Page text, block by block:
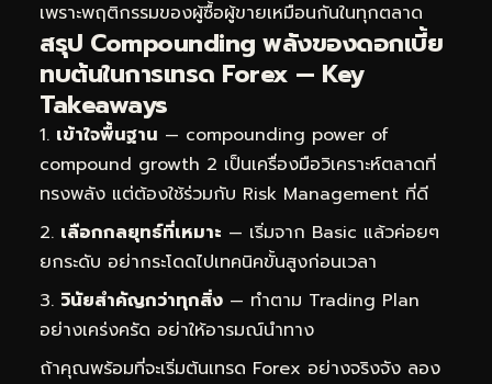
เพราะพฤติกรรมของผู้ซื้อผู้ขายเหมือนกันในทุกตลาด
สรุป Compounding พลังของดอกเบี้ย
ทบต้นในการเทรด Forex — Key
Takeaways
เข้าใจพื้นฐาน — compounding power of
compound growth 2 เป็นเครื่องมือวิเคราะห์ตลาดที่
ทรงพลัง แต่ต้องใช้ร่วมกับ Risk Management ที่ดี
เลือกกลยุทธ์ที่เหมาะ — เริ่มจาก Basic แล้วค่อยๆ
ยกระดับ อย่ากระโดดไปเทคนิคขั้นสูงก่อนเวลา
วินัยสำคัญกว่าทุกสิ่ง — ทำตาม Trading Plan
อย่างเคร่งครัด อย่าให้อารมณ์นำทาง
ถ้าคุณพร้อมที่จะเริ่มต้นเทรด Forex อย่างจริงจัง ลอง